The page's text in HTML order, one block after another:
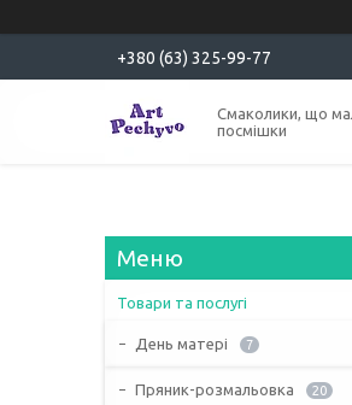
+380 (63) 325-99-77
Смаколики, що
посмішки
Товари та послугі
День матері 7
Пряник-розмальовка 20